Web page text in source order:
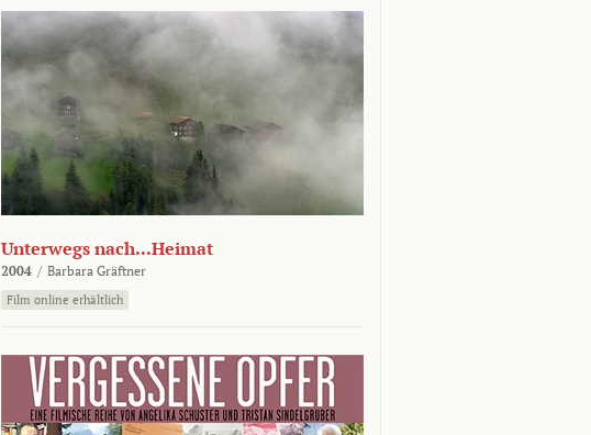
Unterwegs nach...Heimat
2004 / Barbara Gräftner
Film online erhältlich